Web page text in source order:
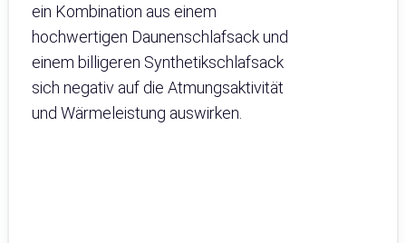
ein Kombination aus einem
hochwertigen Daunenschlafsack und
einem billigeren Synthetikschlafsack
sich negativ auf die Atmungsaktivität
und Wärmeleistung auswirken.